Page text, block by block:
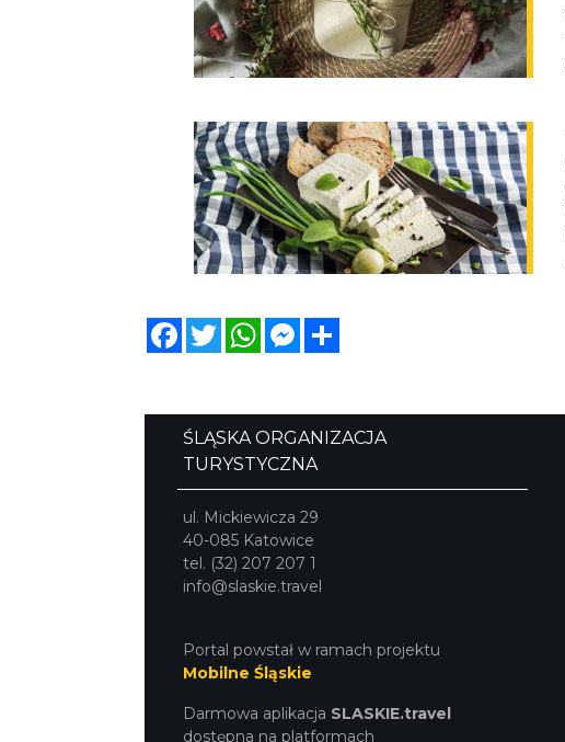
FacebookTwitterWhatsAppMessenger
ŚLĄSKA ORGANIZACJA
TURYSTYCZNA
ul. Mickiewicza 29
40-085 Katowice
tel. (32) 207 207 1
info@slaskie.travel
Portal powstał w ramach projektu
Mobilne Śląskie
Darmowa aplikacja SLASKIE.travel
dostępna na platformach